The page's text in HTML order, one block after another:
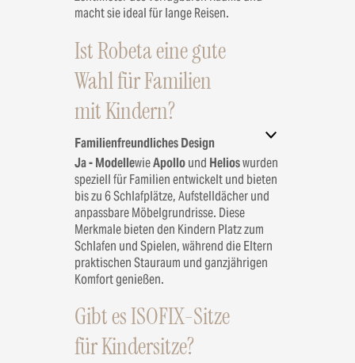
macht sie ideal für lange Reisen.
Ist Robeta eine gute
Wahl für Familien
mit Kindern?
Familienfreundliches Design
Ja - ModellewieApollound Helioswurden
speziell für Familien entwickelt und bieten
bis zu 6 Schlafplätze, Aufstelldächer und
anpassbare Möbelgrundrisse. Diese
Merkmale bieten den Kindern Platz zum
Schlafen und Spielen, während die Eltern
praktischen Stauraum und ganzjährigen
Komfort genießen.
Gibt es ISOFIX-Sitze
für Kindersitze?